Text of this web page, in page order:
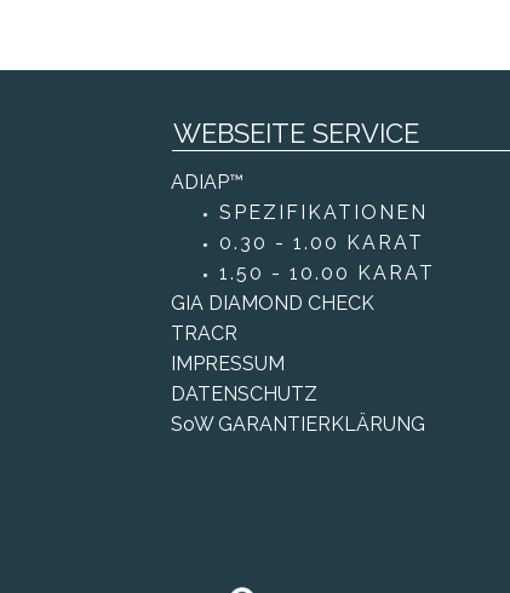
ADIAP™
SPEZIFIKATIONEN
0.30 - 1.00 KARAT
1.50 - 10.00 KARAT
GIA DIAMOND CHECK
TRACR
IMPRESSUM
DATENSCHUTZ
SoW GARANTIERKLÄRUNG
WEBSEITE SERVICE